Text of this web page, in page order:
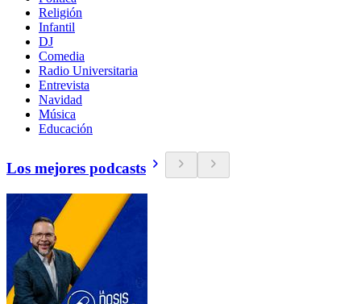
Religión
Infantil
DJ
Comedia
Radio Universitaria
Entrevista
Navidad
Música
Educación
Los mejores podcasts